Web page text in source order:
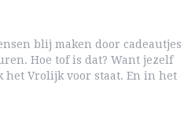
blij maken door cadeautjes
Hoe tof is dat? Want jezelf
het Vrolijk voor staat. En in het